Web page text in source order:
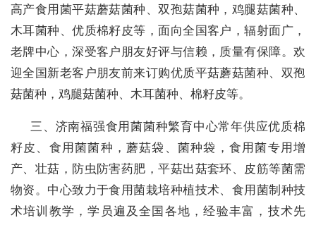
高产食用菌平菇蘑菇菌种、双孢菇菌种，鸡腿菇菌种、
木耳菌种、优质棉籽皮等，面向全国客户，辐射面广，
老牌中心，深受客户朋友好评与信赖，质量有保障。欢
迎全国新老客户朋友前来订购优质平菇蘑菇菌种、双孢
菇菌种，鸡腿菇菌种、木耳菌种、棉籽皮等。
三、济南福强食用菌菌种繁育中心常年供应优质棉
籽皮、食用菌菌种，蘑菇袋、菌种袋，食用菌专用增
产、壮菇，防虫防害药肥，平菇出菇套环、皮筋等菌需
物资。中心致力于食用菌栽培种植技术、食用菌制种技
术培训教学，学员遍及全国各地，经验丰富，技术先